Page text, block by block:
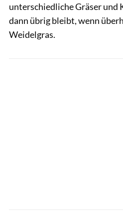
unterschiedliche Gräser und
dann übrig bleibt, wenn
Weidelgras.